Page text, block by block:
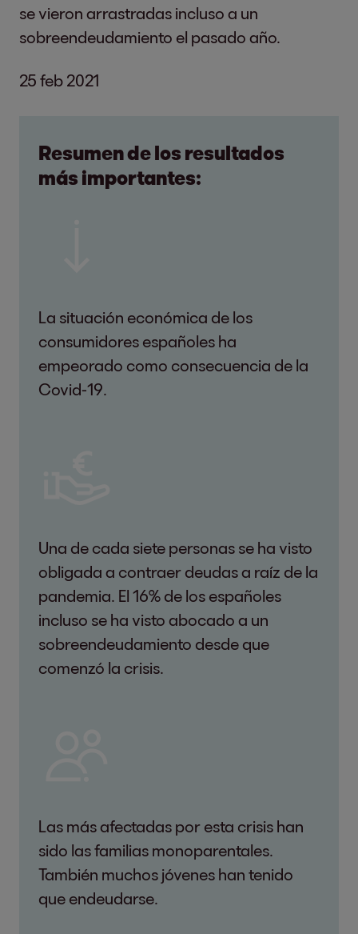
se vieron arrastradas incluso a un
sobreendeudamiento el pasado año.
25 feb 2021
Resumen de los resultados
más importantes:
La situación económica de los
consumidores españoles ha
empeorado como consecuencia de la
Covid-19.
Una de cada siete personas se ha visto
obligada a contraer deudas a raíz de la
pandemia. El 16% de los españoles
incluso se ha visto abocado a un
sobreendeudamiento desde que
comenzó la crisis.
Las más afectadas por esta crisis han
sido las familias monoparentales.
También muchos jóvenes han tenido
que endeudarse.